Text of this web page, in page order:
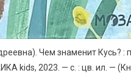
Чем знаменит Кусь?
kids, 2023. — с. : цв. ил. —